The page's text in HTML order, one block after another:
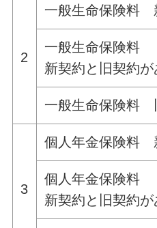
2
一般生命保険料
一般生命保険料
新契約と旧契約
一般生命保険料
3
個人年金保険料
個人年金保険料
新契約と旧契約